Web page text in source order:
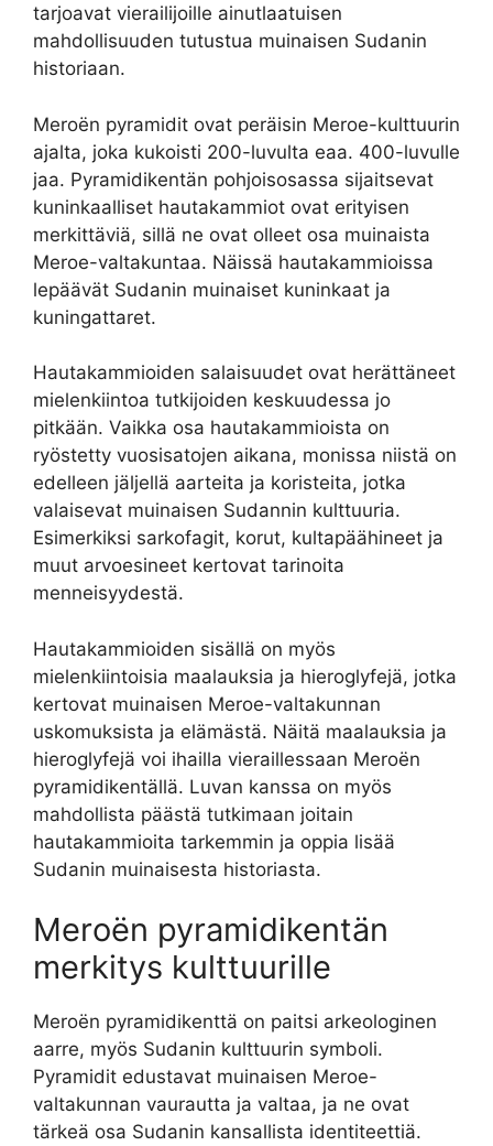
tarjoavat vierailijoille ainutlaatuisen
mahdollisuuden tutustua muinaisen Sudanin
historiaan.
Meroën pyramidit ovat peräisin Meroe-kulttuurin
ajalta, joka kukoisti 200-luvulta eaa. 400-luvulle
jaa. Pyramidikentän pohjoisosassa sijaitsevat
kuninkaalliset hautakammiot ovat erityisen
merkittäviä, sillä ne ovat olleet osa muinaista
Meroe-valtakuntaa. Näissä hautakammioissa
lepäävät Sudanin muinaiset kuninkaat ja
kuningattaret.
Hautakammioiden salaisuudet ovat herättäneet
mielenkiintoa tutkijoiden keskuudessa jo
pitkään. Vaikka osa hautakammioista on
ryöstetty vuosisatojen aikana, monissa niistä on
edelleen jäljellä aarteita ja koristeita, jotka
valaisevat muinaisen Sudannin kulttuuria.
Esimerkiksi sarkofagit, korut, kultapäähineet ja
muut arvoesineet kertovat tarinoita
menneisyydestä.
Hautakammioiden sisällä on myös
mielenkiintoisia maalauksia ja hieroglyfejä, jotka
kertovat muinaisen Meroe-valtakunnan
uskomuksista ja elämästä. Näitä maalauksia ja
hieroglyfejä voi ihailla vieraillessaan Meroën
pyramidikentällä. Luvan kanssa on myös
mahdollista päästä tutkimaan joitain
hautakammioita tarkemmin ja oppia lisää
Sudanin muinaisesta historiasta.
Meroën pyramidikentän
merkitys kulttuurille
Meroën pyramidikenttä on paitsi arkeologinen
aarre, myös Sudanin kulttuurin symboli.
Pyramidit edustavat muinaisen Meroe-
valtakunnan vaurautta ja valtaa, ja ne ovat
tärkeä osa Sudanin kansallista identiteettiä.